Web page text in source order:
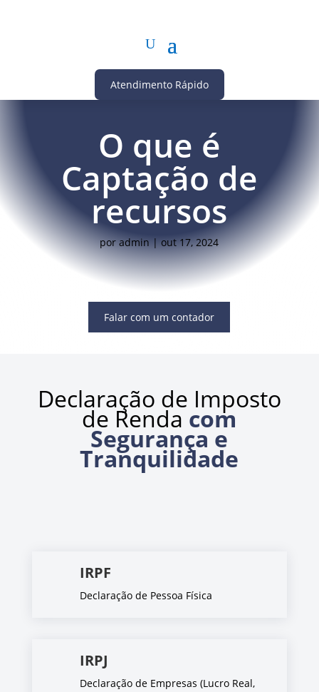
Atendimento Rápido
O que é
Captação de
recursos
poradmin|out 17, 2024
Falar com um contador
Declaração de Imposto
de Renda com
Segurança e
Tranquilidade
IRPF
Declaração de Pessoa Física
IRPJ
Declaração de Empresas (Lucro Real,